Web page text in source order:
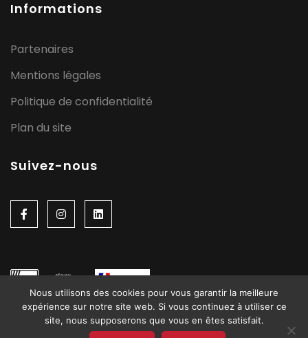
Informations
Partenaires
Mentions légales
Politique de confidentialité
Plan du site
Suivez-nous
Nous utilisons des cookies pour vous garantir la meilleure
expérience sur notre site web. Si vous continuez à utiliser ce
site, nous supposerons que vous en êtes satisfait.